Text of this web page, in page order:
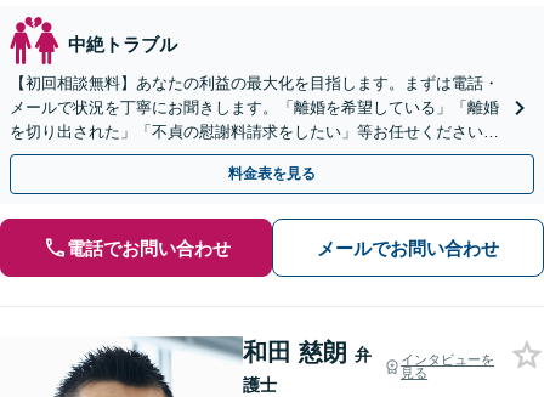
中絶トラブル
【初回相談無料】あなたの利益の最大化を目指します。まずは電話・
メールで状況を丁寧にお聞きします。「離婚を希望している」「離婚
を切り出された」「不貞の慰謝料請求をしたい」等お任せください。
【リーズナブルな料金設定】
料金表を見る
電話でお問い合わせ メールでお問い合わせ
和田 慈朗 弁
護士
インタビューを
見る